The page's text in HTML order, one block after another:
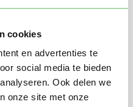
cookies
en advertenties te
social media te bieden
Ook delen we
onze site met onze
in mijn omgeving per